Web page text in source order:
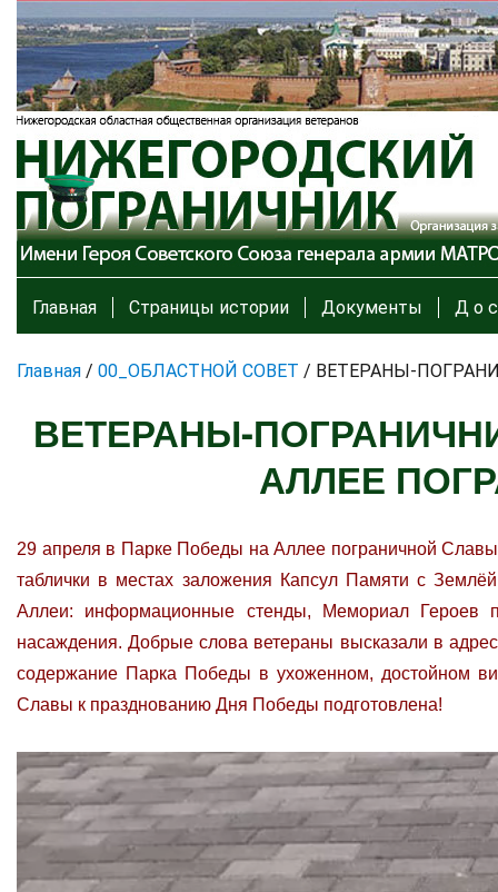
Главная Страницы истории Документы Д о с
Главная / 00_ОБЛАСТНОЙ СОВЕТ / ВЕТЕРАНЫ-
ВЕТЕРАНЫ-
АЛЛЕЕ
29 апреля в Парке Победы на Аллее пограничной
таблички в местах заложения Капсул Памяти с
Аллеи: информационные стенды, Мемориал Героев
насаждения. Добрые слова ветераны высказали в
содержание Парка Победы в ухоженном, достойном
Славы к празднованию Дня Победы подготовлена!